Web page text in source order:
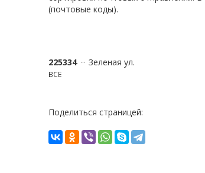
(почтовые коды).
225334 Зеленая ул.
ВСЕ
Поделиться страницей: